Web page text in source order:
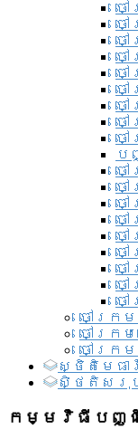
ច
ច
ច
ច
ច
ច
ច
ច
ច
ប
ច
ច
ច
ច
ច
ច
ច
ច
ច
ចៅក្រ
ចៅក្រ
ចៅក្រ
ស្ថិតិមេធា
សិ្ថតិសរុប
កម្មវិធីបញ្ជីឈ្